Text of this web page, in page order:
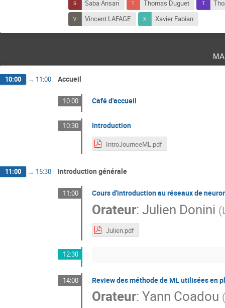
Saba Ansari
Thomas Duguet
Vincent LAFAGE
Xavier Fabian
10:00 → 11:00 Accueil
10:00 Café d'accueil
10:30 Introduction
IntroJourneeML.pdf
11:00 → 15:30 Introduction générale
11:00 Cours d'introduction au réseaux de
Orateur:Julien Donini (
Julien.pdf
12:30
14:00 Review des méthode de ML utilisées en
Orateur:Yann Coadou